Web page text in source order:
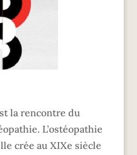
la rencontre du
L’ostéopathie
crée au XIXe siècle